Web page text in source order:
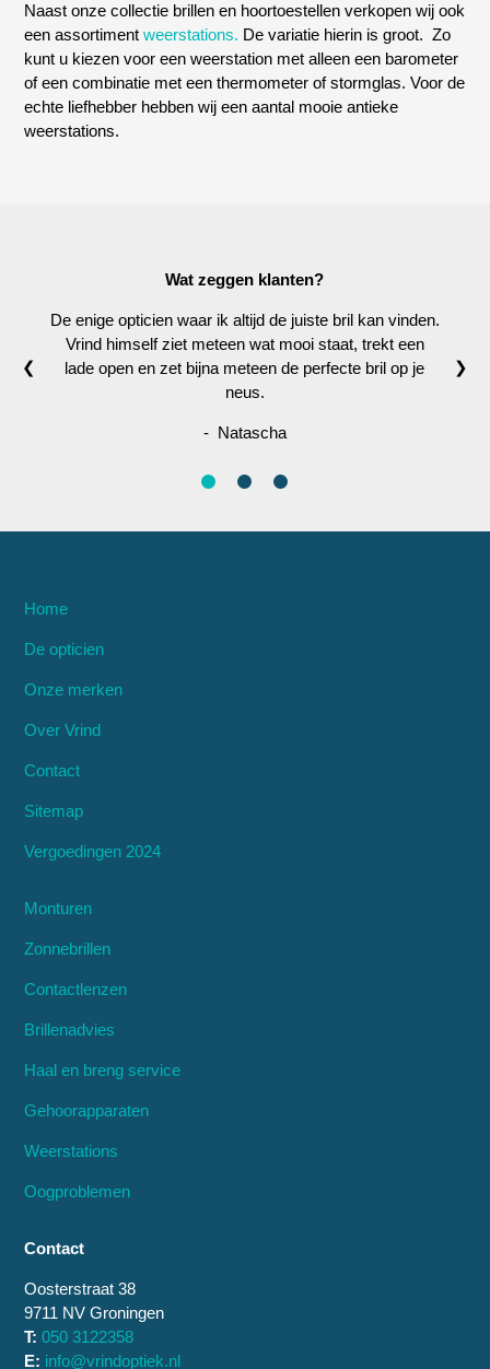
Wat zeggen klanten?
De enige opticien waar ik altijd de juiste bril kan vinden.
Vrind himself ziet meteen wat mooi staat, trekt een
lade open en zet bijna meteen de perfecte bril op je
neus.
- Natascha
❮ ❯
Home
De opticien
Onze merken
Over Vrind
Contact
Sitemap
Vergoedingen 2024
Monturen
Zonnebrillen
Contactlenzen
Brillenadvies
Haal en breng service
Gehoorapparaten
Weerstations
Oogproblemen
Contact
Oosterstraat 38
9711 NV Groningen
T: 050 3122358
E: info@vrindoptiek.nl
Naast onze collectie brillen en hoortoestellen verkopen wij ook
een assortimentweerstations. De variatie hierin is groot. Zo
kunt u kiezen voor een weerstation met alleen een barometer
of een combinatie met een thermometer of stormglas. Voor de
echte liefhebber hebben wij een aantal mooie antieke
weerstations.